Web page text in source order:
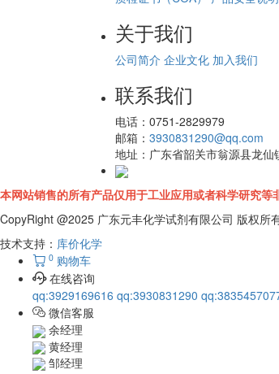
关于我们
公司简介 企业文化 加入我们
联系我们
电话： 0751-2829979
邮箱： 3930831290@qq.com
地址： 广东省韶关市翁源县龙仙
本网站销售的所有产品仅用于工业应用或者科学研究等
CopyRight @2025 广东元丰化学试剂有限公司 版权
技术支持： 库价化学
0 购物车
在线咨询
qq:3929169616 qq:3930831290
微信客服
余经理
黄经理
邹经理